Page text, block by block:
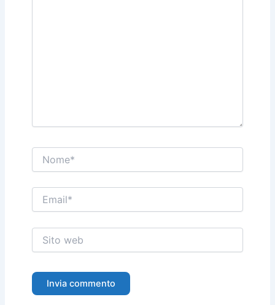
Nome*
Email*
Sito
web